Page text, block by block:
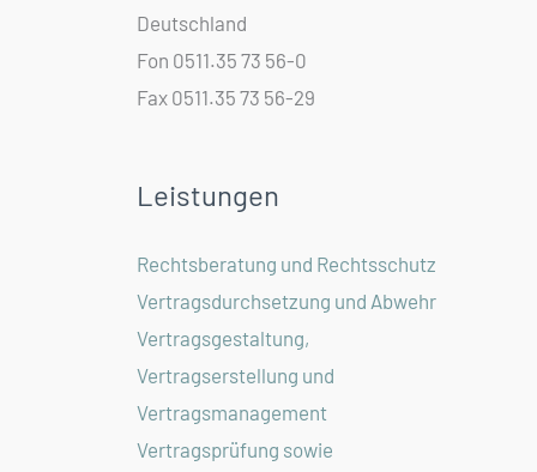
Deutschland
Fon 0511.35 73 56-0
Fax 0511.35 73 56-29
Leistungen
Rechtsberatung und Rechtsschutz
Vertragsdurchsetzung und Abwehr
Vertragsgestaltung,
Vertragserstellung und
Vertragsmanagement
Vertragsprüfung sowie